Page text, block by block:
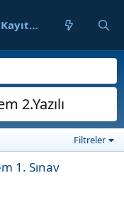
Kayıt ol
2.Yazılı
Filtreler
1. Sınav